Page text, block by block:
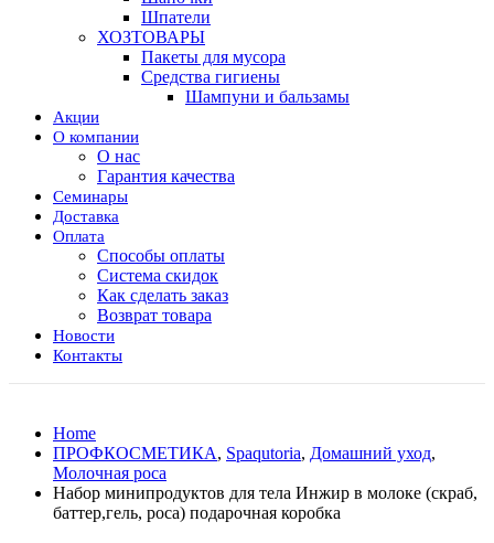
Шпатели
ХОЗТОВАРЫ
Пакеты для мусора
Средства гигиены
Шампуни и бальзамы
Акции
О компании
О нас
Гарантия качества
Семинары
Доставка
Оплата
Способы оплаты
Система скидок
Как сделать заказ
Возврат товара
Новости
Контакты
Home
ПРОФКОСМЕТИКА, Spaqutoria, Домашний уход,
Молочная роса
Набор минипродуктов для тела Инжир в молоке (скраб,
баттер,гель, роса) подарочная коробка